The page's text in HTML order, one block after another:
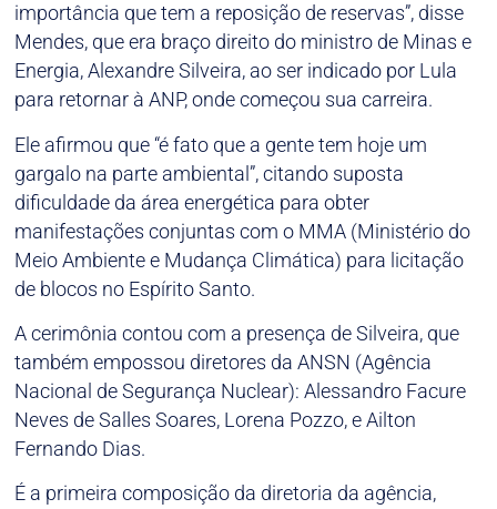
importância que tem a reposição de reservas”, disse
Mendes, que era braço direito do ministro de Minas e
Energia, Alexandre Silveira, ao ser indicado por Lula
para retornar à ANP, onde começou sua carreira.
Ele afirmou que “é fato que a gente tem hoje um
gargalo na parte ambiental”, citando suposta
dificuldade da área energética para obter
manifestações conjuntas com o MMA (Ministério do
Meio Ambiente e Mudança Climática) para licitação
de blocos no Espírito Santo.
A cerimônia contou com a presença de Silveira, que
também empossou diretores da ANSN (Agência
Nacional de Segurança Nuclear): Alessandro Facure
Neves de Salles Soares, Lorena Pozzo, e Ailton
Fernando Dias.
É a primeira composição da diretoria da agência,